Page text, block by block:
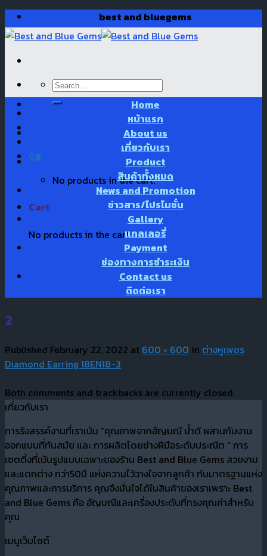
Skip
to
content
best and bluegems
Search
for:
0฿
No products in the cart.
Cart
No products in the cart.
Home
หน้าแรก
About us
เกี่ยวกับเรา
Product
สินค้าทั้งหมด
News and Promotion
ข่าวสาร/โปรโมชั่น
Gallery
แกลเลอรี่
Payment
ช่องทางการชำระเงิน
Contact us
ติดต่อเรา
2
Published February 22, 2022 at 600 × 600 in ต่างหูเพชร
Diamond Earring 18EN18-3
Both comments and trackbacks are currently closed.
เกี่ยวกับเรา
การรังสรรค์งานที่เราเน้น “คุณภาพจากอัญมณี น้ำดี ผสานกับงาน
ออกแบบที่ทันสมัย และ การผลิตโดยช่างฝีมือระดับประณีต “ การ
เซตติ้งที่เน้นรูปแบบเฉพาะของร้าน Best and Blue Gems สวยงาม
และแตกต่าง กว่า50ปี แห่งความไว้วางใจจากลูกค้า กับมาตรฐานแห่ง
คุณภาพและการบริการ คุณจึงมั่นใจได้ในสินค้าของเราเพราะ Best
and Blue Gems คือ อัญมณีและเครื่องประดับที่ทรงคุณค่าสำหรับ
คุณ
เมนูเว็บไซต์